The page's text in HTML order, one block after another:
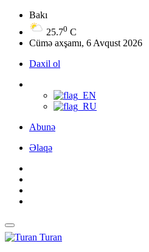
Bakı
25.70 C
Cümə axşamı, 6 Avqust 2026
Daxil ol
Abunə
Əlaqə
Turan